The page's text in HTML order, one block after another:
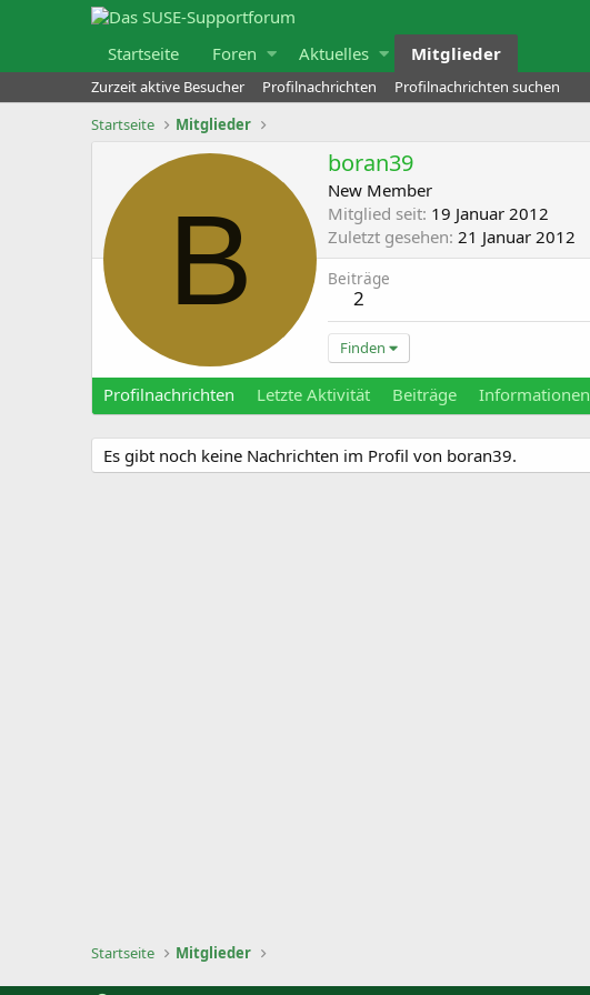
Startseite Foren Aktuelles Mitglieder
Zurzeit aktive Besucher Profilnachrichten
Profilnachrichten suchen
Startseite
Mitglieder
B
boran39
New Member
Mitglied seit 19 Januar 2012
Zuletzt gesehen 21 Januar 2012
Beiträge
2
Finden
Profilnachrichten Letzte Aktivität Beiträge Informationen
Es gibt noch keine Nachrichten im Profil von boran39.
Startseite Mitglieder